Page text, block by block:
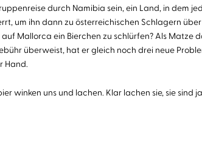
durch Namibia sein, ein Land, in dem
um ihn dann zu österreichischen Schlagern
Mallorca ein Bierchen zu schlürfen? Als
überweist, hat er gleich noch drei neue
Hand.
winken uns und lachen. Klar lachen sie, sie